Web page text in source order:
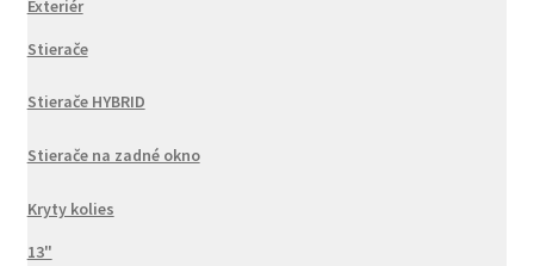
Exteriér
Stierače
Stierače HYBRID
Stierače na zadné okno
Kryty kolies
13"